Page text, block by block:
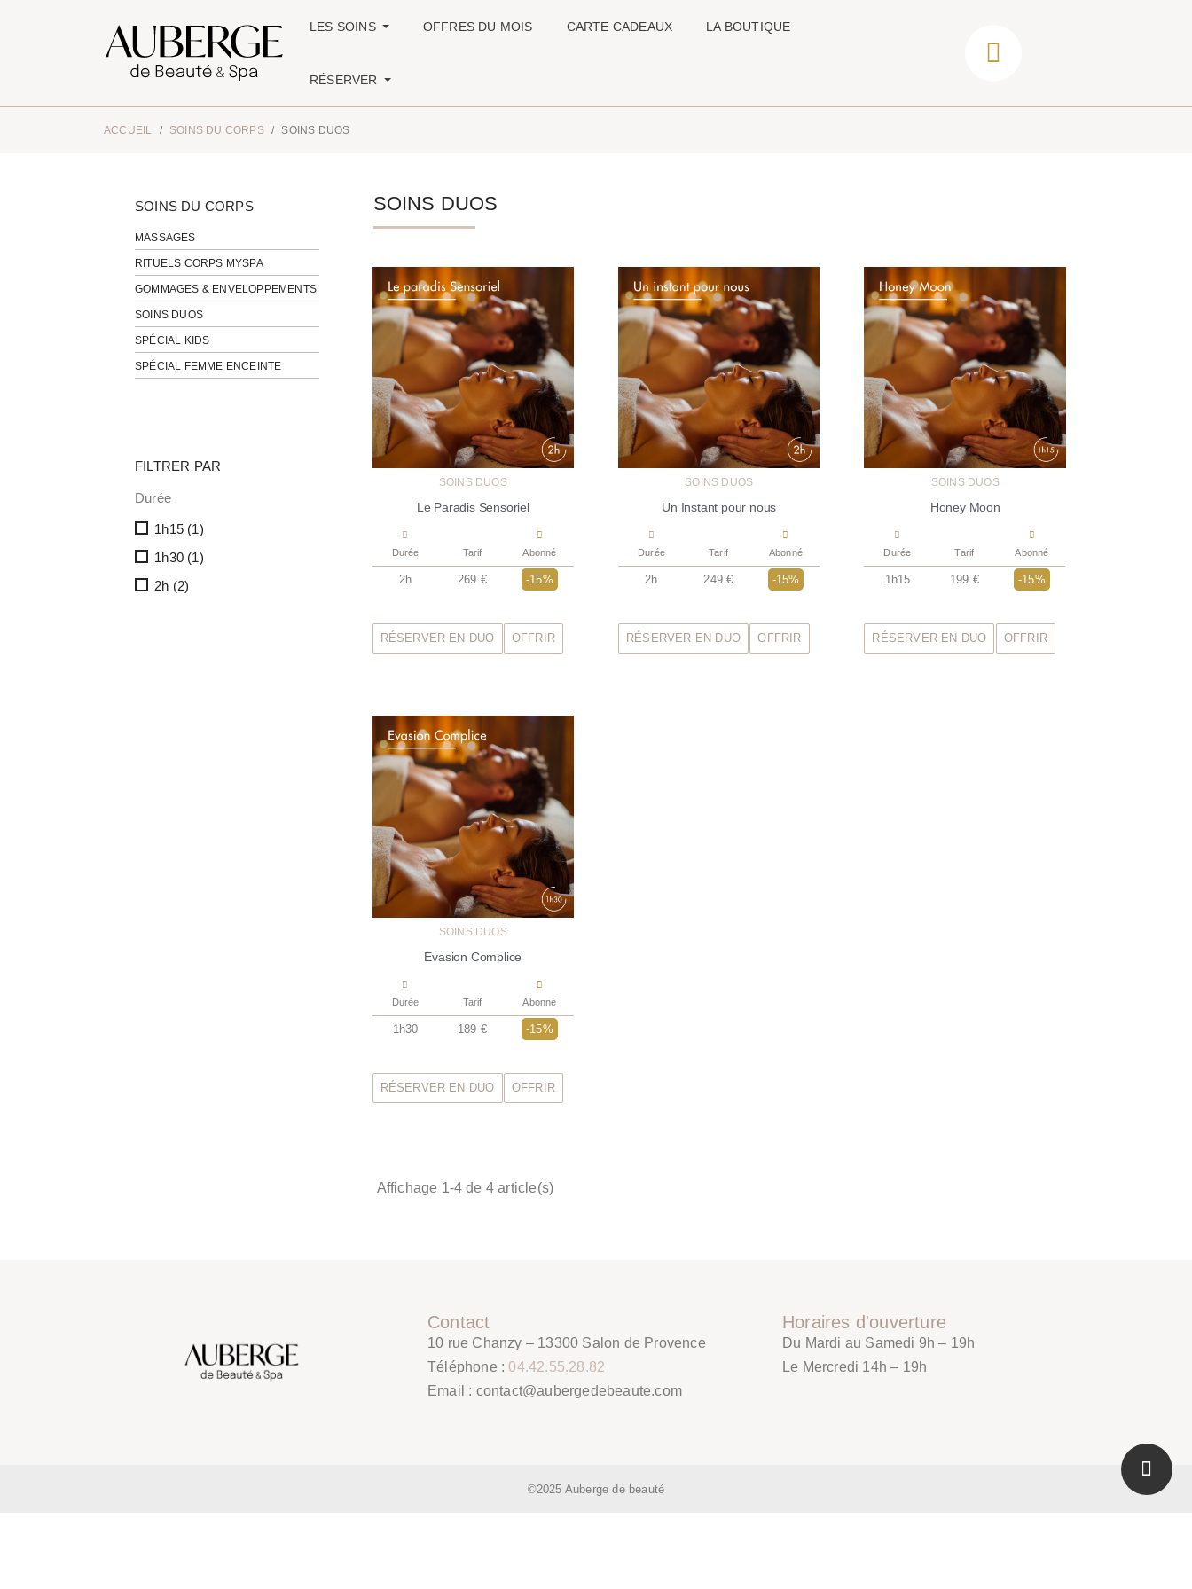
LES SOINS OFFRES DU MOIS CARTE CADEAUX LA BOUTIQUE
RÉSERVER
ACCUEIL SOINS DU CORPS SOINS DUOS
SOINS DU CORPS
MASSAGES
RITUELS CORPS MYSPA
GOMMAGES & ENVELOPPEMENTS
SOINS DUOS
SPÉCIAL KIDS
SPÉCIAL FEMME ENCEINTE
FILTRER PAR
Durée
1h15 (1)
1h30 (1)
2h (2)
SOINS DUOS
SOINS DUOS
Le Paradis Sensoriel
Durée Tarif Abonné
2h 269 € -15%
RÉSERVER EN DUO OFFRIR
SOINS DUOS
Un Instant pour nous
Durée Tarif Abonné
2h 249 € -15%
RÉSERVER EN DUO OFFRIR
SOINS DUOS
Honey Moon
Durée Tarif Abonné
1h15 199 € -15%
RÉSERVER EN DUO OFFRIR
SOINS DUOS
Evasion Complice
Durée Tarif Abonné
1h30 189 € -15%
RÉSERVER EN DUO OFFRIR
Affichage 1-4 de 4 article(s)
Contact
10 rue Chanzy – 13300 Salon de Provence
Téléphone :04.42.55.28.82
Email : contact@aubergedebeaute.com
Horaires d'ouverture
Du Mardi au Samedi 9h – 19h
Le Mercredi 14h – 19h
©2025 Auberge de beauté